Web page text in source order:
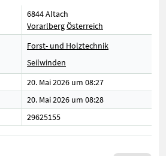
6844 Altach
VorarlbergÖsterreich
Forst- und Holztechnik
Seilwinden
20. Mai 2026 um 08:27
20. Mai 2026 um 08:28
29625155